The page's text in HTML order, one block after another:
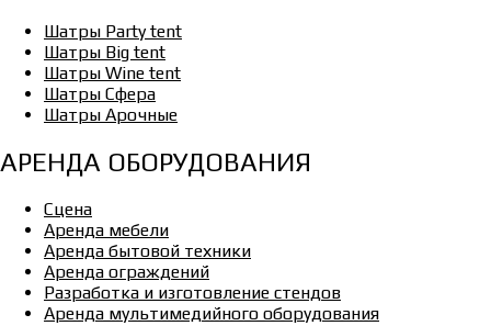
Шатры Party tent
Шатры Big tent
Шатры Wine tent
Шатры Сфера
Шатры Арочные
АРЕНДА ОБОРУДОВАНИЯ
Сцена
Аренда мебели
Аренда бытовой техники
Аренда ограждений
Разработка и изготовление стендов
Аренда мультимедийного оборудования